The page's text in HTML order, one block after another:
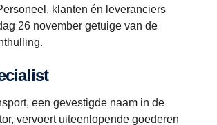
klanten én leveranciers
26 november getuige van de
een gevestigde naam in de
vervoert uiteenlopende goederen